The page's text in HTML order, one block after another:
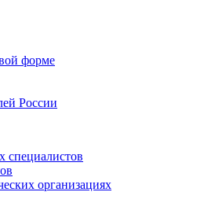
форме
России
специалистов
организациях